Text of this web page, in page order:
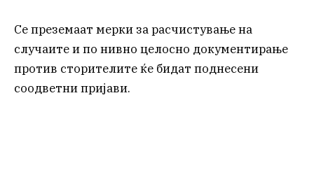
Се преземаат мерки за расчистување на
случаите и по нивно целосно документирање
против сторителите ќе бидат поднесени
соодветни пријави.